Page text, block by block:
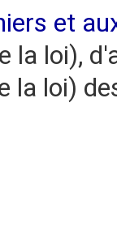
et
la loi),
la loi)